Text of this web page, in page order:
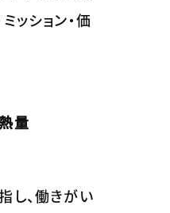
ッション・価
量
し、働きがい